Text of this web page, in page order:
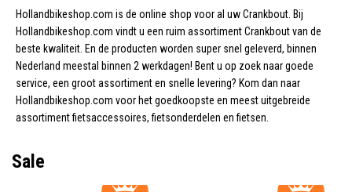
Hollandbikeshop.com is de online shop voor al uw Crankbout. Bij
Hollandbikeshop.com vindt u een ruim assortiment Crankbout van de
beste kwaliteit. En de producten worden super snel geleverd, binnen
Nederland meestal binnen 2 werkdagen! Bent u op zoek naar goede
service, een groot assortiment en snelle levering? Kom dan naar
Hollandbikeshop.com voor het goedkoopste en meest uitgebreide
assortiment fietsaccessoires, fietsonderdelen en fietsen.
Sale